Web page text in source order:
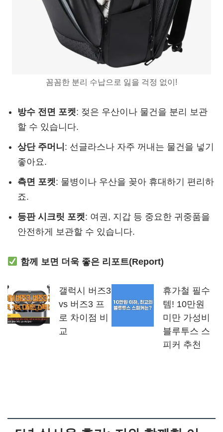
꼼꼼한 분리 수납으로 잃을 걱정 없이!
방수 전면 포켓: 젖은 우산이나 물건을 분리 보관
할 수 있습니다.
상단 주머니 : 선글라스나 자주 꺼내는 물건을 넣기
좋아요.
측면 포켓: 물병이나 우산을 꽂아 휴대하기 편리하
죠.
등판 시크릿 포켓: 여권, 지갑 등 중요한 귀중품을
안전하게 보관할 수 있습니다.
함께 보면 더욱 좋은 리포트(Report)
갤럭시 버즈3
vs 버즈3 프
로 차이점 비
교
휴가철 필수
템! 10만원
미만 가성비
블루투스 스
피커 추천